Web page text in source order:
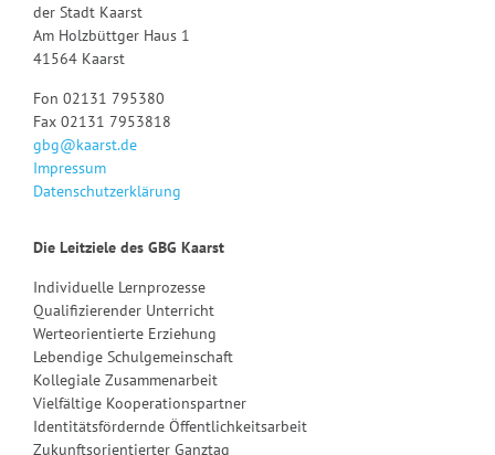
der Stadt Kaarst
Am Holzbüttger Haus 1
41564 Kaarst
Fon 02131 795380
Fax 02131 7953818
gbg@kaarst.de
Impressum
Datenschutzerklärung
Die Leitziele des GBG Kaarst
Individuelle Lernprozesse
Qualifizierender Unterricht
Werteorientierte Erziehung
Lebendige Schulgemeinschaft
Kollegiale Zusammenarbeit
Vielfältige Kooperationspartner
Identitätsfördernde Öffentlichkeitsarbeit
Zukunftsorientierter Ganztag